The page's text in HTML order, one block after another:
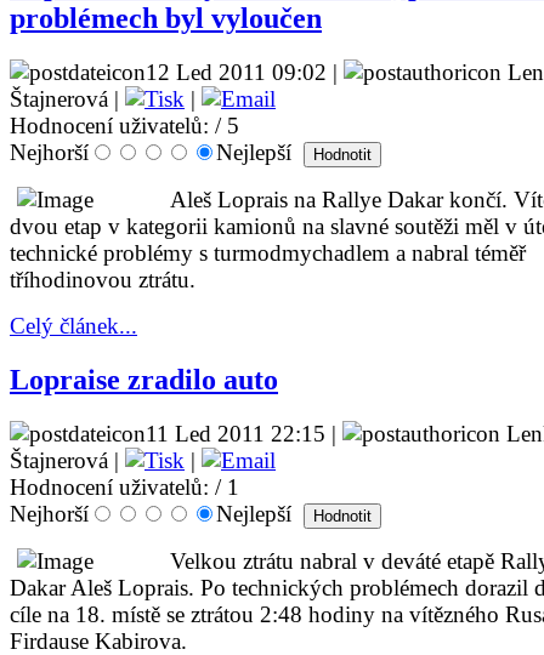
problémech byl vyloučen
12 Led 2011 09:02 |
Štajnerová |
|
Hodnocení uživatelů: / 5
Nejhorší
Nejlepší
Aleš Loprais na Rallye Dakar končí.
dvou etap v kategorii kamionů na slavné soutěži měl v
technické problémy s turmodmychadlem a nabral téměř
tříhodinovou ztrátu.
Celý článek...
Lopraise zradilo auto
11 Led 2011 22:15 |
Štajnerová |
|
Hodnocení uživatelů: / 1
Nejhorší
Nejlepší
Velkou ztrátu nabral v deváté etapě
Dakar Aleš Loprais. Po technických problémech dorazil
cíle na 18. místě se ztrátou 2:48 hodiny na vítězného
Firdause Kabirova.